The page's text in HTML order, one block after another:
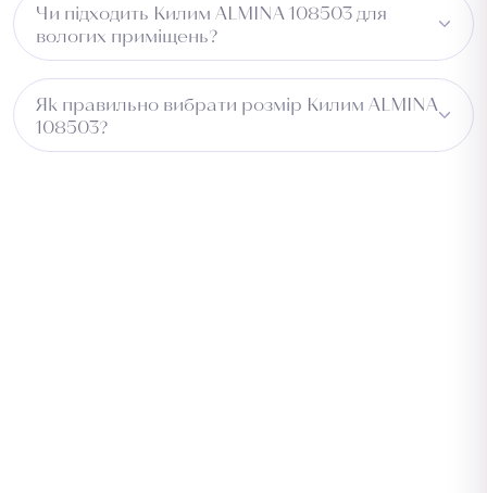
вологості.
Чи підходить Килим ALMINA 108503 для
вологих приміщень?
Як правильно вибрати розмір Килим ALMINA
108503?